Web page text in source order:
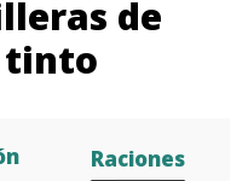
de
tinto
Raciones